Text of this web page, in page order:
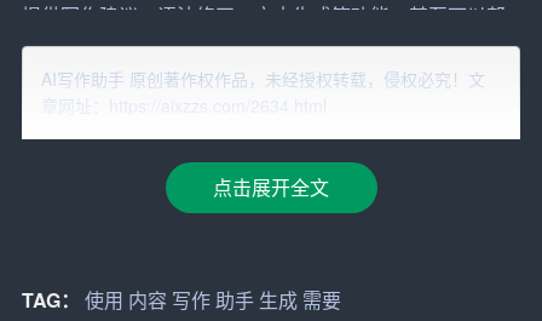
提供写作建议、语法修正、文本 生成等功能，甚至可以帮
助用户进行创意写作。
利用AI进行写作的优点
AI写作助手有几个明显的优点：
1. 效率提升：AI可以在短时间内生成大量文本，这对于需
2. 质量保证：AI助手可以检测文本中的错误，并提供修改
AI写作助手 原创著作权作品，未经授权转载，侵权必究！文
章网址：https://aixzzs.com/2634.html
点击展开全文
TAG： 使用 内容 写作助手 生成 需要